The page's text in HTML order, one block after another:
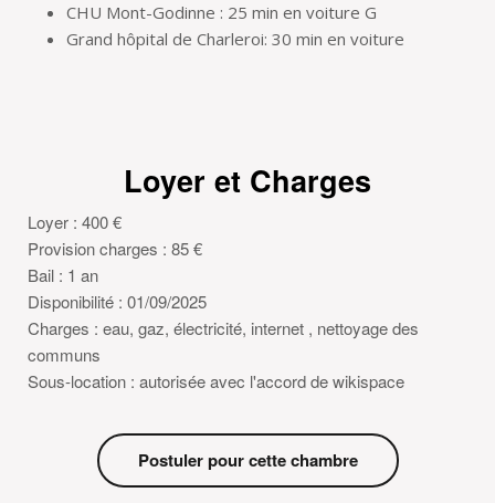
CHU Mont-Godinne : 25 min en voiture G
Grand hôpital de Charleroi: 30 min en voiture
Loyer et Charges
Loyer : 400 €
Provision charges : 85 €
Bail : 1 an
Disponibilité : 01/09/2025
Charges : eau, gaz, électricité, internet , nettoyage des
communs
Sous-location : autorisée avec l'accord de wikispace
Postuler pour cette chambre